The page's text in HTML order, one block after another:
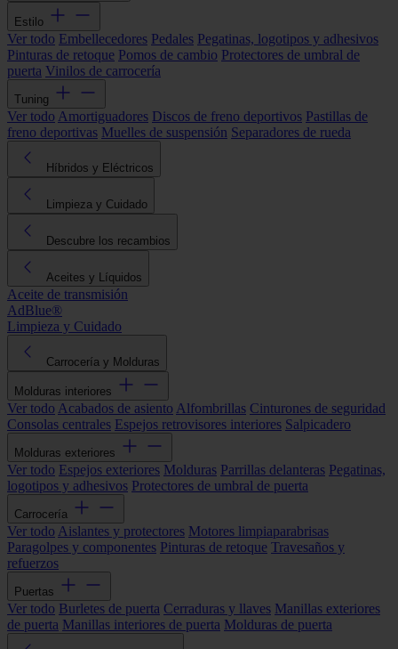
Estilo
Ver todo Embellecedores Pedales Pegatinas, logotipos y adhesivos
Pinturas de retoque Pomos de cambio Protectores de umbral de
puerta Vinilos de carrocería
Tuning
Ver todo Amortiguadores Discos de freno deportivos Pastillas de
freno deportivas Muelles de suspensión Separadores de rueda
Híbridos y Eléctricos
Limpieza y Cuidado
Descubre los recambios
Aceites y Líquidos
Aceite de transmisión
AdBlue®
Limpieza y Cuidado
Carrocería y Molduras
Molduras interiores
Ver todo Acabados de asiento Alfombrillas Cinturones de seguridad
Consolas centrales Espejos retrovisores interiores Salpicadero
Molduras exteriores
Ver todo Espejos exteriores Molduras Parrillas delanteras Pegatinas,
logotipos y adhesivos Protectores de umbral de puerta
Carrocería
Ver todo Aislantes y protectores Motores limpiaparabrisas
Paragolpes y componentes Pinturas de retoque Travesaños y
refuerzos
Puertas
Ver todo Burletes de puerta Cerraduras y llaves Manillas exteriores
de puerta Manillas interiores de puerta Molduras de puerta